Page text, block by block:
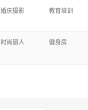
婚庆摄影 教育培训
时尚丽人 健身房